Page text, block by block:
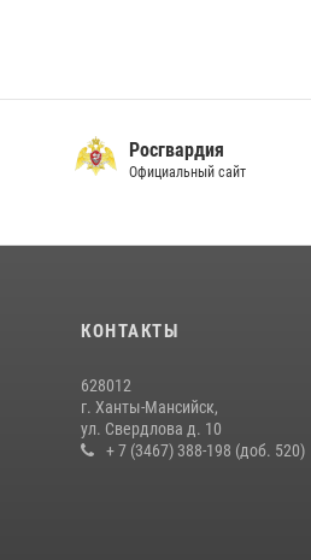
Росгвардия
Официальный сайт
КОНТАКТЫ
628012
г. Ханты-Мансийск,
ул. Свердлова д. 10
+ 7 (3467) 388-198 (доб. 520)